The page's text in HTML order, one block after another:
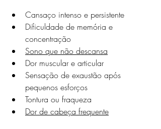
Cansaço intenso e persistente
Dificuldade de memória e
concentração
Sono que não descansa
Dor muscular e articular
Sensação de exaustão após
pequenos esforços
Tontura ou fraqueza
Dor de cabeça frequente